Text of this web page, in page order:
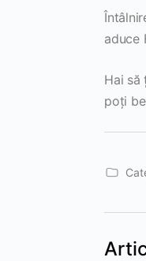
aduce
Hai să
poți